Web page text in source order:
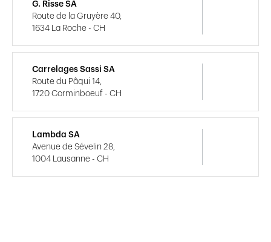
G. Risse SA
Route de la Gruyère 40,
1634 La Roche - CH
Carrelages Sassi SA
Route du Pâqui 14,
1720 Corminboeuf - CH
Lambda SA
Avenue de Sévelin 28,
1004 Lausanne - CH